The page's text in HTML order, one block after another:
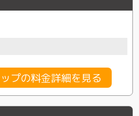
プの料金詳細を見る